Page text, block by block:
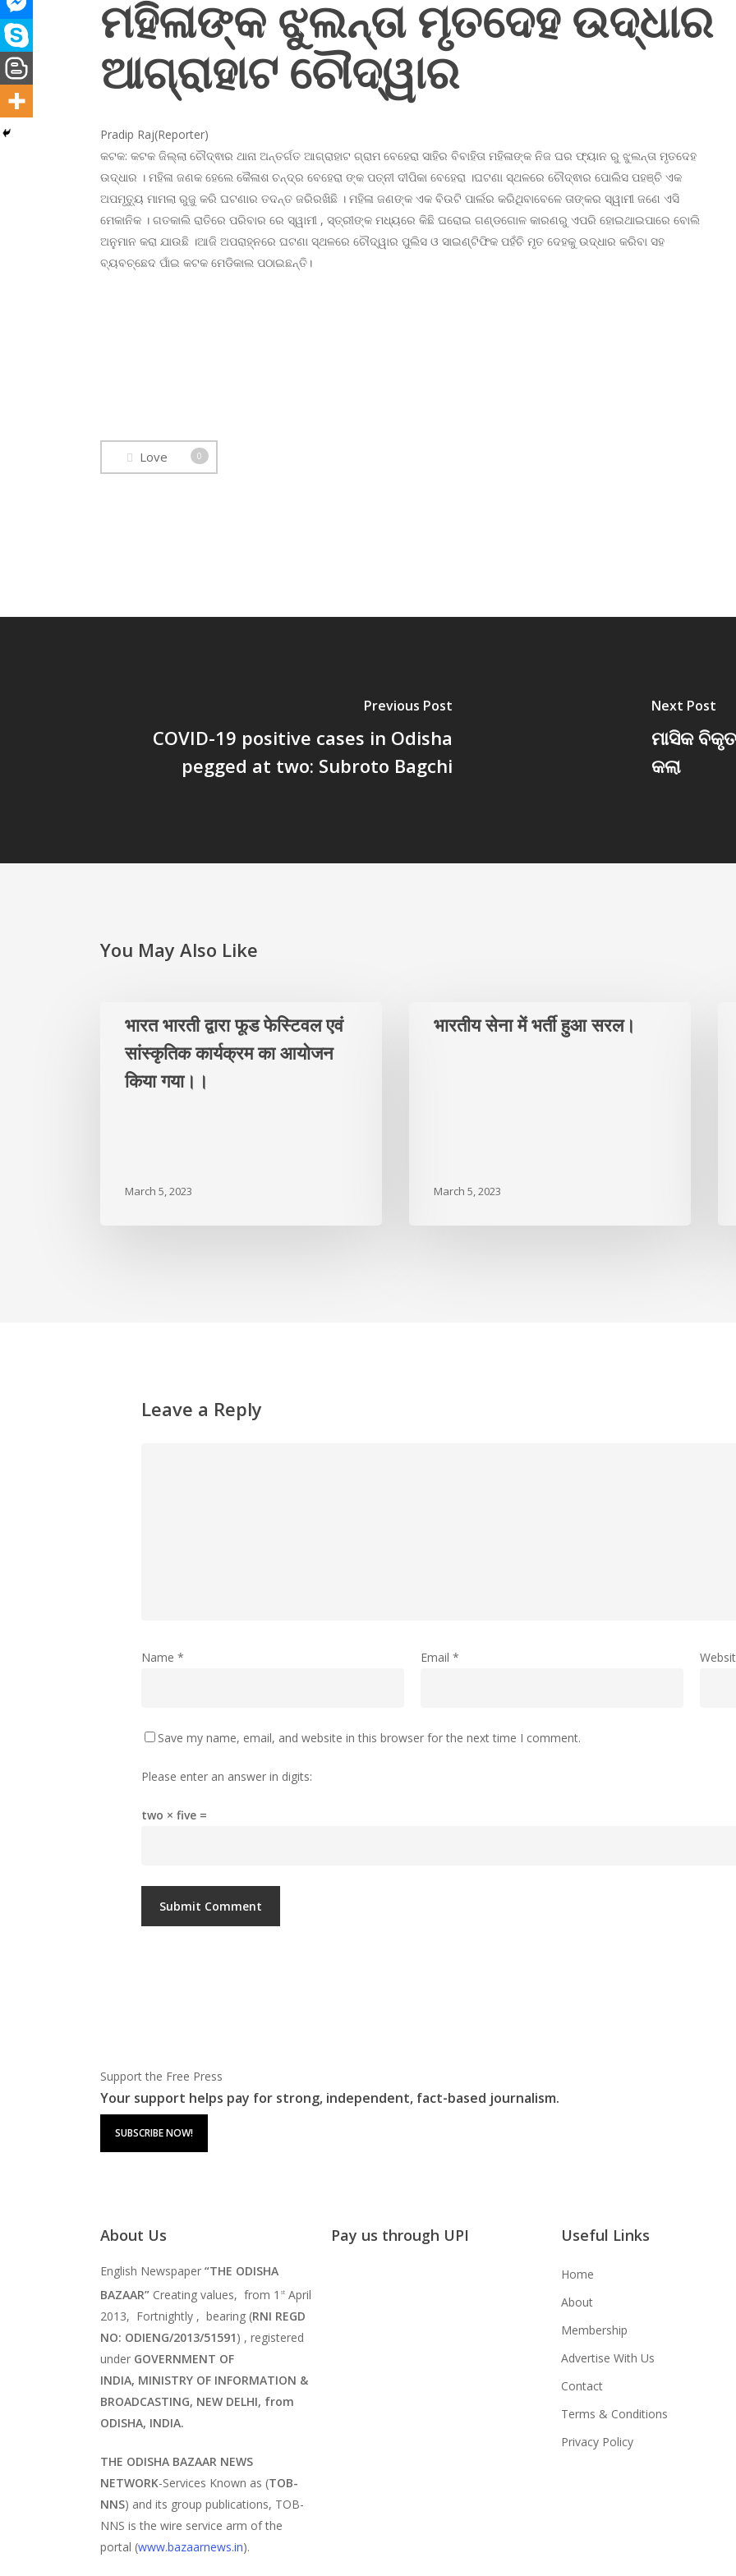
ମହିଳାଙ୍କ ଝୁଲନ୍ତା ମୃତଦେହ ଉଦ୍ଧାର
ଆଗ୍ରାହାଟ ଚୌଦ୍ୱାର
Pradip Raj(Reporter)
କଟକ: କଟକ ଜିଲ୍ଲା ଚୌଦ୍ଵାର ଥାନା ଅନ୍ତର୍ଗତ ଆଗ୍ରାହାଟ ଗ୍ରାମ ବେହେରା ସାହିର ବିବାହିତା ମହିଳାଙ୍କ ନିଜ ଘର ଫ୍ୟାନ ରୁ ଝୁଲନ୍ତା ମୃତଦେହ
ଉଦ୍ଧାର । ମହିଳା ଜଣକ ହେଲେ କୈଳାଶ ଚନ୍ଦ୍ର ବେହେରା ଙ୍କ ପତ୍ନୀ ଦୀପିକା ବେହେରା ।ଘଟଣା ସ୍ଥଳରେ ଚୌଦ୍ଵାର ପୋଲିସ ପହଞ୍ଚି ଏକ
ଅପମୃତ୍ୟୁ ମାମଲା ରୁଜୁ କରି ଘଟଣାର ତଦନ୍ତ ଜରିରଖିଛି । ମହିଳା ଜଣଙ୍କ ଏକ ବିଉଟି ପାର୍ଲର କରିଥିବାବେଳେ ତାଙ୍କର ସ୍ୱାମୀ ଜଣେ ଏସି
ମେକାନିକ । ଗତକାଲି ରାତିରେ ପରିବାର ରେ ସ୍ୱାମୀ , ସ୍ତ୍ରୀଙ୍କ ମଧ୍ୟରେ କିଛି ଘରୋଇ ଗଣ୍ଡଗୋଳ କାରଣରୁ ଏପରି ହୋଇଥାଇପାରେ ବୋଲି
ଅନୁମାନ କରା ଯାଉଛି ।ଆଜି ଅପରାହ୍ନରେ ଘଟଣା ସ୍ଥଳରେ ଚୌଦ୍ୱାର ପୁଲିସ ଓ ସାଇଣ୍ଟିଫିକ ପହଁଚି ମୃତ ଦେହକୁ ଉଦ୍ଧାର କରିବା ସହ
ବ୍ୟବଚ୍ଛେଦ ପାଁଇ କଟକ ମେଡିକାଲ ପଠାଇଛନ୍ତି।
Love 0
Previous Post
COVID-19 positive cases in Odisha
pegged at two: Subroto Bagchi
Next Post
ମାସିକ
କଲା
You May Also Like
भारत भारती द्वारा फूड फेस्टिवल एवं
सांस्कृतिक कार्यक्रम का आयोजन
किया गया।।
March 5, 2023
भारतीय सेना में भर्ती हुआ सरल।
March 5, 2023
Leave a Reply
Name * Email *
Save my name, email, and website in this browser for the next time I comment.
Please enter an answer in digits:
two × five =
Support the Free Press
Your support helps pay for strong, independent, fact-based journalism.
SUBSCRIBE NOW!
About Us
English Newspaper “THE ODISHA
BAZAAR” Creating values, from 1 st April
2013, Fortnightly , bearing (RNI REGD
NO: ODIENG/2013/51591) , registered
under GOVERNMENT OF
INDIA, MINISTRY OF INFORMATION &
BROADCASTING, NEW DELHI, from
ODISHA, INDIA.
THE ODISHA BAZAAR NEWS
NETWORK-Services Known as (TOB-
NNS) and its group publications, TOB-
NNS is the wire service arm of the
portal (www.bazaarnews.in).
Pay us through UPI Useful Links
Home
About
Membership
Advertise With Us
Contact
Terms & Conditions
Privacy Policy